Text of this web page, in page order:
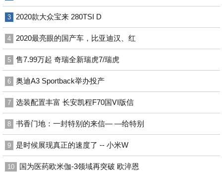
3 2020款大众宝来 280TSI D
4 2020最亮眼的国产车，比亚迪汉、红
5 售7.99万起 奇瑞全新瑞虎7/瑞虎
6 奥迪A3 Sportback举办投产
7 选装配置丰富 长安凯程F70国Ⅵ版信
8 书香门地：一封特别的来信— —给特别
9 是时候展现真正的速度了 -- 小米W
10 国为医药欧米伽-3领域再突破 欧淬恩